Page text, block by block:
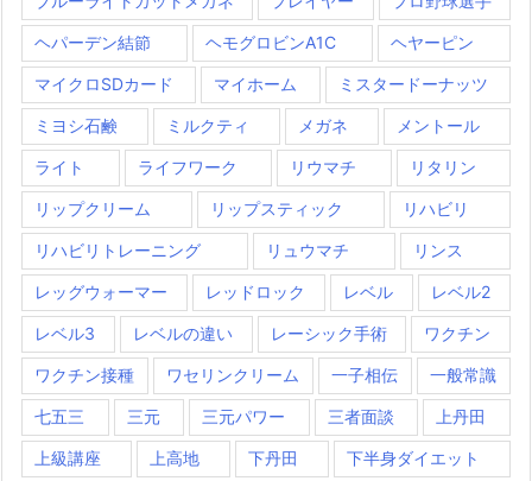
ヘパーデン結節 ヘモグロビンA1C ヘヤーピン
マイクロSDカード マイホーム ミスタードーナッツ
ミヨシ石鹸 ミルクティ メガネ メントール
ライト ライフワーク リウマチ リタリン
リップクリーム リップスティック リハビリ
リハビリトレーニング リュウマチ リンス
レッグウォーマー レッドロック レベル レベル2
レベル3 レベルの違い レーシック手術 ワクチン
ワクチン接種 ワセリンクリーム 一子相伝 一般常識
七五三 三元 三元パワー 三者面談 上丹田
上級講座 上高地 下丹田 下半身ダイエット